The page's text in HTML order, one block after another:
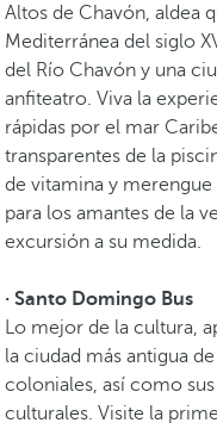
Altos de Chavón, aldea
Mediterránea del siglo
del Río Chavón y una
anfiteatro. Viva la
rápidas por el mar
transparentes de la
de vitamina y
para los amantes de la
excursión a su medida.
· Santo Domingo Bus
Lo mejor de la cultura,
la ciudad más antigua
coloniales, así como
culturales. Visite la